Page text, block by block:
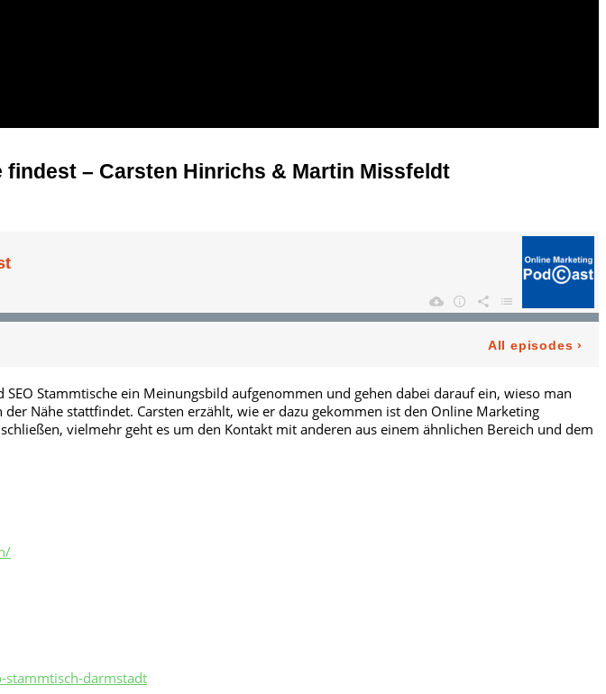
findest – Carsten Hinrichs & Martin Missfeldt
Stammtische ein Meinungsbild aufgenommen und gehen dabei darauf ein, wieso man
Nähe stattfindet. Carsten erzählt, wie er dazu gekommen ist den Online Marketing
vielmehr geht es um den Kontakt mit anderen aus einem ähnlichen Bereich und dem
darmstadt